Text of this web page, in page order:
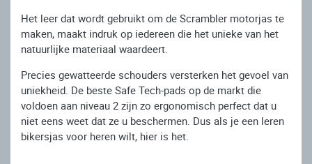
Het leer dat wordt gebruikt om de Scrambler motorjas te
maken, maakt indruk op iedereen die het unieke van het
natuurlijke materiaal waardeert.
Precies gewatteerde schouders versterken het gevoel van
uniekheid. De beste Safe Tech-pads op de markt die
voldoen aan niveau 2 zijn zo ergonomisch perfect dat u
niet eens weet dat ze u beschermen. Dus als je een leren
bikersjas voor heren wilt, hier is het.